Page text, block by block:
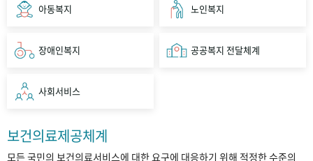
아동복지 노인복지
장애인복지 공공복지 전달체계
사회서비스
보건의료제공체계
모든 국민의 보건의료서비스에 대한 요구에 대응하기 위해 적정한 수준의